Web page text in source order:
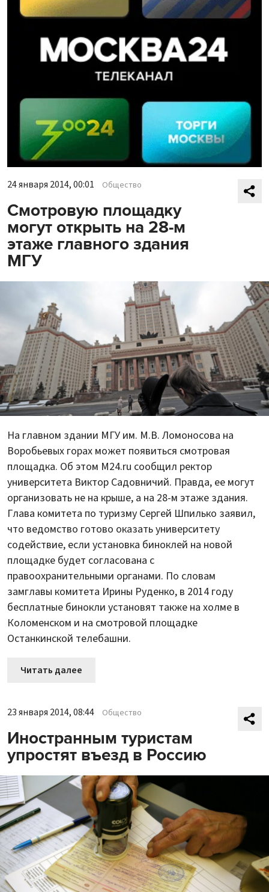
24 января 2014, 00:01 Общество
Смотровую площадку
могут открыть на 28-м
этаже главного здания
МГУ
На главном здании МГУ им. М.В. Ломоносова на
Воробьевых горах может появиться смотровая
площадка. Об этом M24.ru сообщил ректор
университета Виктор Садовничий. Правда, ее могут
организовать не на крыше, а на 28-м этаже здания.
Глава комитета по туризму Сергей Шпилько заявил,
что ведомство готово оказать университету
содействие, если установка биноклей на новой
площадке будет согласована с
правоохранительными органами. По словам
замглавы комитета Ирины Руденко, в 2014 году
бесплатные бинокли установят также на холме в
Коломенском и на смотровой площадке
Останкинской телебашни.
Читать далее
23 января 2014, 08:44 Общество
Иностранным туристам
упростят въезд в Россию